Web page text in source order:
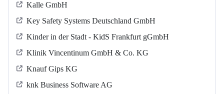
Kalle GmbH
Key Safety Systems Deutschland GmbH
Kinder in der Stadt - KidS Frankfurt gGmbH
Klinik Vincentinum GmbH & Co. KG
Knauf Gips KG
knk Business Software AG